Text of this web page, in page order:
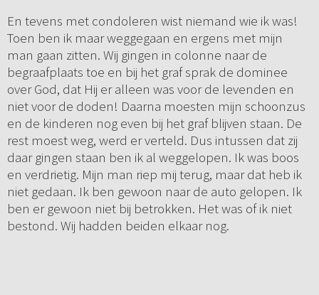
En tevens met condoleren wist niemand wie ik was!
Toen ben ik maar weggegaan en ergens met mijn
man gaan zitten. Wij gingen in colonne naar de
begraafplaats toe en bij het graf sprak de dominee
over God, dat Hij er alleen was voor de levenden en
niet voor de doden! Daarna moesten mijn schoonzus
en de kinderen nog even bij het graf blijven staan. De
rest moest weg, werd er verteld. Dus intussen dat zij
daar gingen staan ben ik al weggelopen. Ik was boos
en verdrietig. Mijn man riep mij terug, maar dat heb ik
niet gedaan. Ik ben gewoon naar de auto gelopen. Ik
ben er gewoon niet bij betrokken. Het was of ik niet
bestond. Wij hadden beiden elkaar nog.